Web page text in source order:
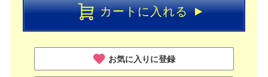
カートに入れる
お気に入りに登録